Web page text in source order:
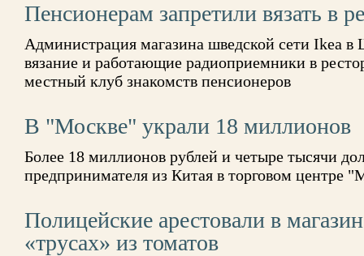
Пенсионерам запретили вязать в
Администрация магазина шведской сети Ikea в
вязание и работающие радиоприемники в
местный клуб знакомств пенсионеров
В "Москве" украли 18 миллионов
Более 18 миллионов рублей и четыре тысячи
предпринимателя из Китая в торговом центре
Полицейские арестовали в
«трусах» из томатов